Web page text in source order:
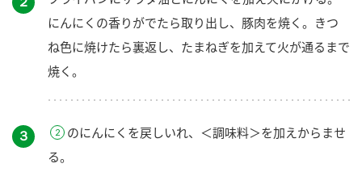
にんにくの香りがでたら取り出し、豚肉を焼く。きつ
ね色に焼けたら裏返し、たまねぎを加えて火が通るまで
焼く。
３
のにんにくを戻しいれ、＜調味料＞を加えからませ
る。